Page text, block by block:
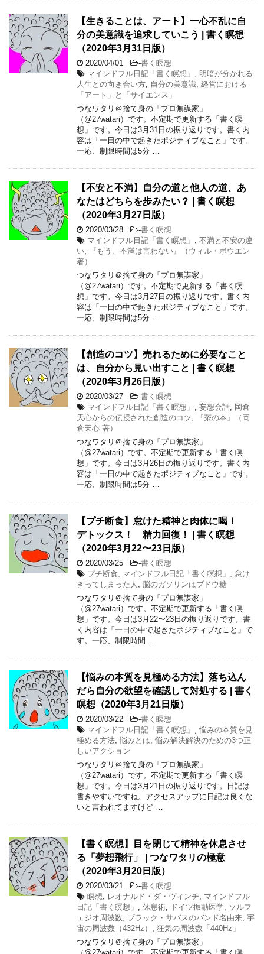
【生きることは、アート】一心不乱に自
分の美意識を追求していこう | 書く瞑想
（2020年3月31日版）
2020/04/01 -書く瞑想
マインドフル日記「書く瞑想」
明暗が分かれる
人生との向き合い方 自分の美意識 経営における
「アート」と「サイエンス」
つなワタリ＠捨て身の「プロ無謀家」
（@27watari）です。不定期で更新する「書く瞑
想」です。今日は3月31日の振り返りです。書く内
容は「一日の中で起きたポジティブなこと」です。
一応、制限時間は5分 …
【不安と不満】自分の道と他人の道、あ
なたはどちらを歩みたい？ | 書く瞑想
（2020年3月27日版）
2020/03/28 -書く瞑想
マインドフル日記「書く瞑想」
不満と不安の違
い
『もう、不満は言わない』（ウィル・ボウエン
著）
つなワタリ＠捨て身の「プロ無謀家」
（@27watari）です。不定期で更新する「書く瞑
想」です。今日は3月27日の振り返りです。書く内
容は「一日の中で起きたポジティブなこと」です。
一応、制限時間は5分 …
【創造のコツ】売れるために必要なこと
は、自分から見い出すこと | 書く瞑想
（2020年3月26日版）
2020/03/27 -書く瞑想
マインドフル日記「書く瞑想」
妄想会話 岡倉
天心からの伝授された創造のコツ
『茶の本』（岡
倉天心 著）
つなワタリ＠捨て身の「プロ無謀家」
（@27watari）です。不定期で更新する「書く瞑
想」です。今日は3月26日の振り返りです。書く内
容は「一日の中で起きたポジティブなこと」です。
一応、制限時間は5分 …
【プチ断食】怠けた精神と肉体に喝！
デトックス！ 精力回復！ | 書く瞑想
（2020年3月22〜23日版）
2020/03/25 -書く瞑想
プチ断食
マインドフル日記「書く瞑想」
怠け
きってしまった人
脳のガソリンはブドウ糖
つなワタリ＠捨て身の「プロ無謀家」
（@27watari）です。不定期で更新する「書く瞑
想」です。今日は3月22〜23日の振り返りです。書
く内容は「一日の中で起きたポジティブなこと」で
す。一応、制限時間 …
【悩みの本質を見極める方法】落ち込ん
だら自分の欲望を確認して対処する | 書く
瞑想（2020年3月21日版）
2020/03/22 -書く瞑想
マインドフル日記「書く瞑想」
悩みの本質を見
極める方法 悩みとは 悩み解決解決のための3つ正
しいアクション
つなワタリ＠捨て身の「プロ無謀家」
（@27watari）です。不定期で更新する「書く瞑
想」です。今日は3月21日の振り返りです。日記は
書きやすいですね。アクセスアップに日記は良くな
いと言われてますけど …
【書く瞑想】目を閉じて精神を休息させ
る「夢想飛行」 | つなワタリの極意
（2020年3月20日版）
2020/03/21 -書く瞑想
瞑想
レオナルド・ダ・ヴィンチ
マインドフル
日記「書く瞑想」
休息術 ドイツ振動医学
ソルフ
ェジオ周波数
ブラック・サバスのバンド名由来 宇
宙の周波数（432Hz）
狂気の周波数「440Hz」
つなワタリ＠捨て身の「プロ無謀家」